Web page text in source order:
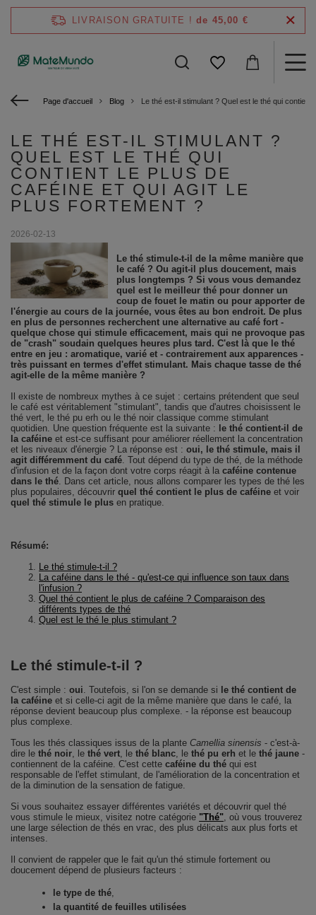
LIVRAISON GRATUITE ! de 45,00 €
Page d'accueil Blog Le thé est-il stimulant ? Quel est le thé qui
LE THÉ EST-IL STIMULANT ?
QUEL EST LE THÉ QUI
CONTIENT LE PLUS DE
CAFÉINE ET QUI AGIT LE
PLUS FORTEMENT ?
2026-02-13
Le thé stimule-t-il de la même manière que
le café ? Ou agit-il plus doucement, mais
plus longtemps ? Si vous vous demandez
quel est le meilleur thé pour donner un
coup de fouet le matin ou pour apporter de
l'énergie au cours de la journée, vous êtes au bon endroit. De plus
en plus de personnes recherchent une alternative au café fort -
quelque chose qui stimule efficacement, mais qui ne provoque pas
de "crash" soudain quelques heures plus tard. C'est là que le thé
entre en jeu : aromatique, varié et - contrairement aux apparences -
très puissant en termes d'effet stimulant. Mais chaque tasse de thé
agit-elle de la même manière ?
Il existe de nombreux mythes à ce sujet : certains prétendent que seul
le café est véritablement "stimulant", tandis que d'autres choisissent le
thé vert, le thé pu erh ou le thé noir classique comme stimulant
quotidien. Une question fréquente est la suivante : le thé contient-il de
la caféine et est-ce suffisant pour améliorer réellement la concentration
et les niveaux d'énergie ? La réponse est : oui, le thé stimule, mais il
agit différemment du café. Tout dépend du type de thé, de la méthode
d'infusion et de la façon dont votre corps réagit à la caféine contenue
dans le thé. Dans cet article, nous allons comparer les types de thé les
plus populaires, découvrir quel thé contient le plus de caféine et voir
quel thé stimule le plus en pratique.
Résumé:
Le thé stimule-t-il ?
La caféine dans le thé - qu'est-ce qui influence son taux dans
l'infusion ?
Quel thé contient le plus de caféine ? Comparaison des
différents types de thé
Quel est le thé le plus stimulant ?
Le thé stimule-t-il ?
C'est simple : oui. Toutefois, si l'on se demande si le thé contient de
la caféine et si celle-ci agit de la même manière que dans le café, la
réponse devient beaucoup plus complexe. - la réponse est beaucoup
plus complexe.
Tous les thés classiques issus de la plante Camellia sinensis - c'est-à-
dire le thé noir, le thé vert, le thé blanc, le thé pu erh et le thé jaune -
contiennent de la caféine. C'est cette caféine du thé qui est
responsable de l'effet stimulant, de l'amélioration de la concentration et
de la diminution de la sensation de fatigue.
Si vous souhaitez essayer différentes variétés et découvrir quel thé
vous stimule le mieux, visitez notre catégorie "Thé", où vous trouverez
une large sélection de thés en vrac, des plus délicats aux plus forts et
intenses.
Il convient de rappeler que le fait qu'un thé stimule fortement ou
doucement dépend de plusieurs facteurs :
le type de thé,
la quantité de feuilles utilisées